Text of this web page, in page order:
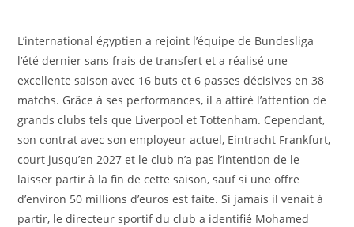
L’international égyptien a rejoint l’équipe de Bundesliga
l’été dernier sans frais de transfert et a réalisé une
excellente saison avec 16 buts et 6 passes décisives en 38
matchs. Grâce à ses performances, il a attiré l’attention de
grands clubs tels que Liverpool et Tottenham. Cependant,
son contrat avec son employeur actuel, Eintracht Frankfurt,
court jusqu’en 2027 et le club n’a pas l’intention de le
laisser partir à la fin de cette saison, sauf si une offre
d’environ 50 millions d’euros est faite. Si jamais il venait à
partir, le directeur sportif du club a identifié Mohamed